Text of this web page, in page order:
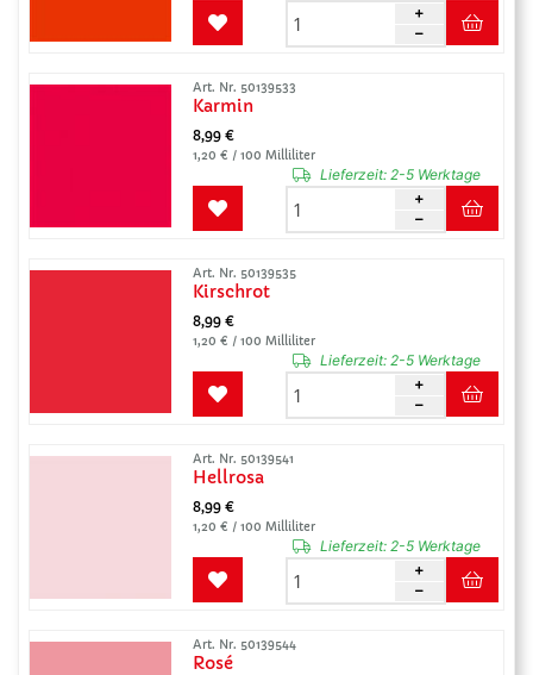
Art. Nr. 50139533
Karmin
8,99 €
1,20 € / 100 Milliliter
Lieferzeit:2-5 Werktage
Art. Nr. 50139535
Kirschrot
8,99 €
1,20 € / 100 Milliliter
Lieferzeit:2-5 Werktage
Art. Nr. 50139541
Hellrosa
8,99 €
1,20 € / 100 Milliliter
Lieferzeit:2-5 Werktage
Art. Nr. 50139544
Rosé